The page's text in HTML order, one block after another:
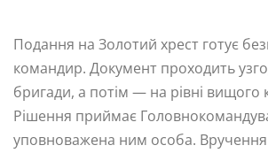
Подання на Золотий хрест готує
командир. Документ проходить
бригади, а потім — на рівні вищого
Рішення приймає
уповноважена ним особа. Вручення